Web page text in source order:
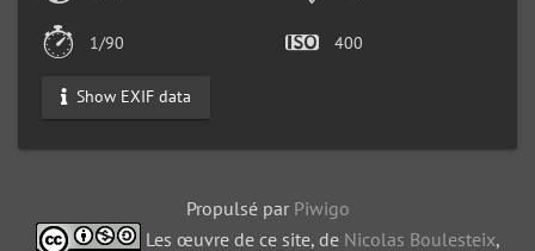
1/90 400
Show EXIF data
Propulsé par Piwigo
Les œuvre de ce site, de Nicolas Boulesteix,